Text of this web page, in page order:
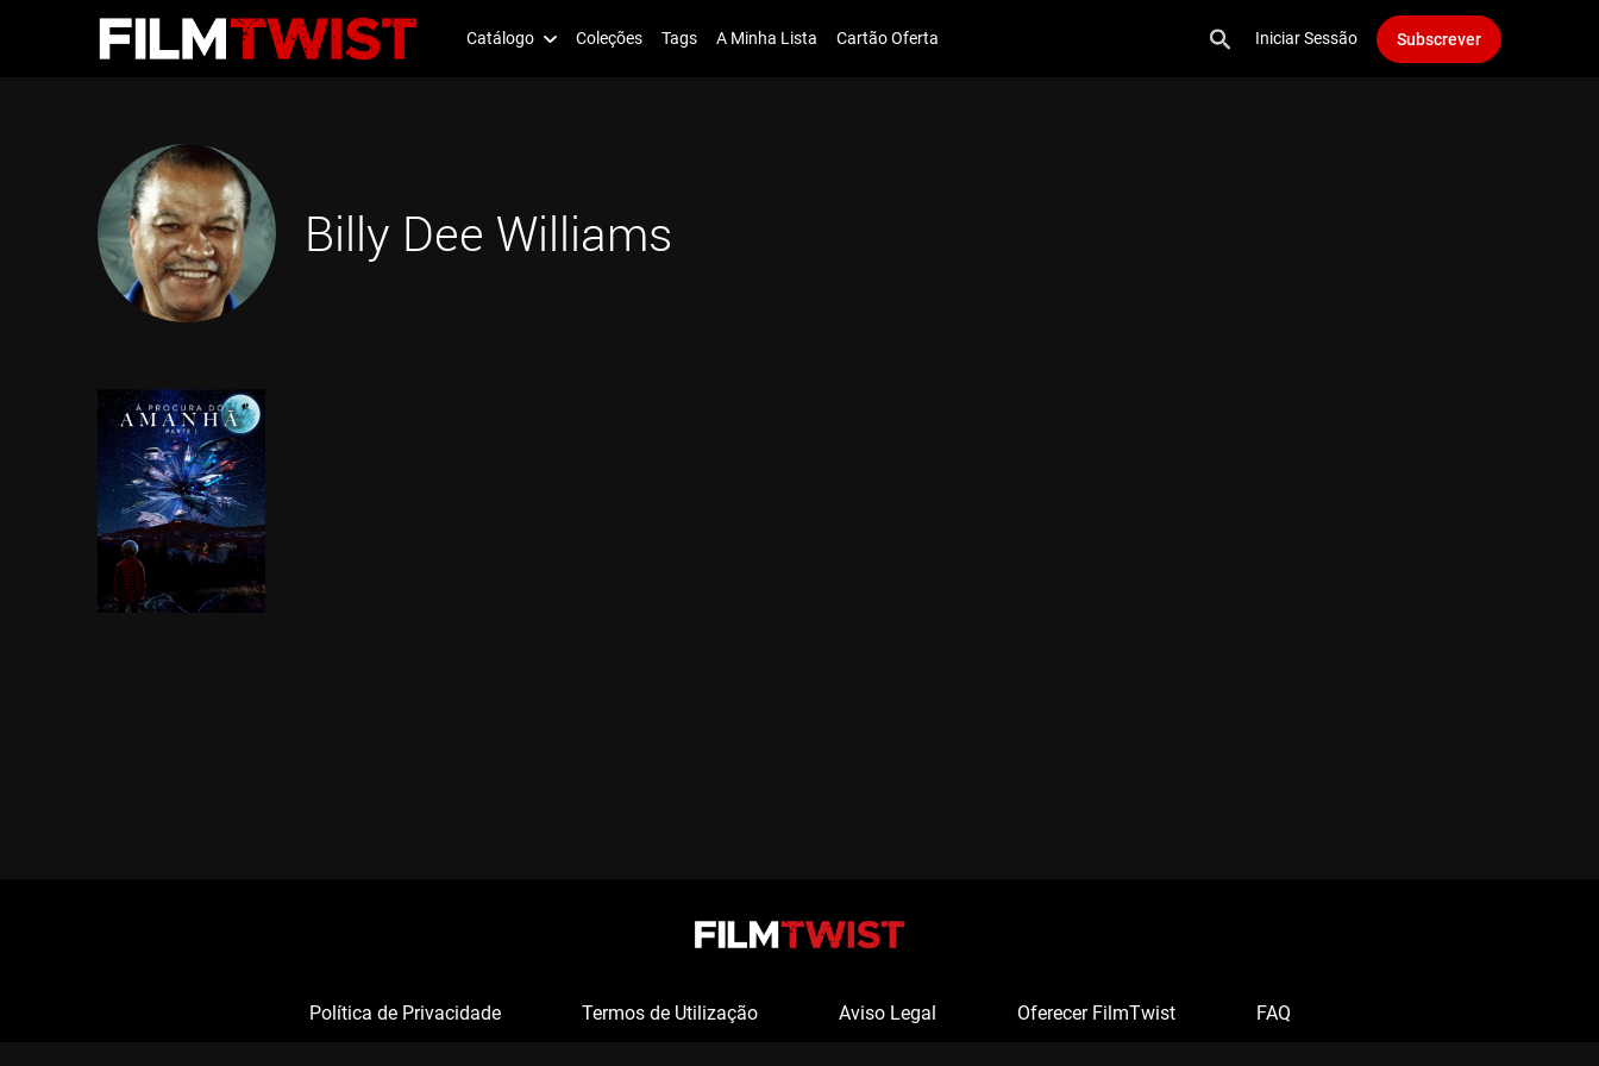
Catálogo Coleções Tags A Minha Lista Cartão Oferta Iniciar Sessão Subscrever
Billy Dee Williams
Política de Privacidade Termos de Utilização Aviso Legal Oferecer FilmTwist FAQ